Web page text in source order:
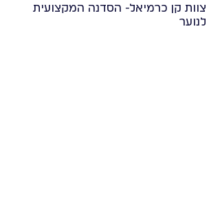
צוות קן כרמיאל- הסדנה המקצועית
לנוער